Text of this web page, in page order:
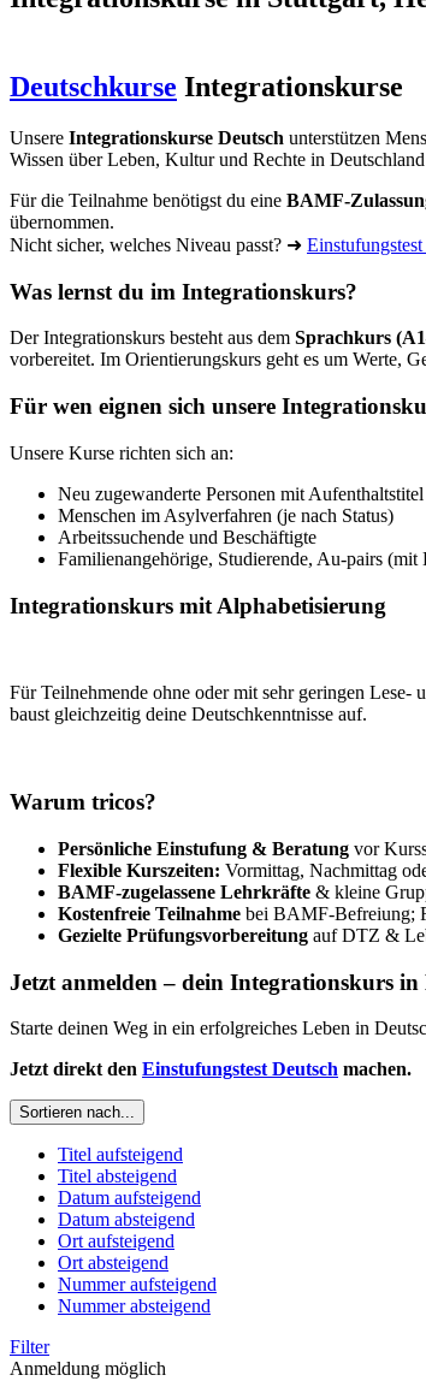
Deutschkurse Integrationskurse
Unsere Integrationskurse Deutsch unterstützen
Wissen über Leben, Kultur und Rechte in
Für die Teilnahme benötigst du eine BAMF-
übernommen.
Nicht sicher, welches Niveau passt? ➜
Was lernst du im Integrationskurs?
Der Integrationskurs besteht aus dem Sprachkurs
vorbereitet. Im Orientierungskurs geht es um Werte,
Für wen eignen sich unsere
Unsere Kurse richten sich an:
Neu zugewanderte Personen mit Aufenthaltstitel
Menschen im Asylverfahren (je nach Status)
Arbeitssuchende und Beschäftigte
Familienangehörige, Studierende, Au-pairs
Integrationskurs mit Alphabetisierung
Für Teilnehmende ohne oder mit sehr geringen Lese-
baust gleichzeitig deine Deutschkenntnisse auf.
Warum tricos?
Persönliche Einstufung & Beratung vor
Flexible Kurszeiten: Vormittag, Nachmittag
BAMF-zugelassene Lehrkräfte & kleine
Kostenfreie Teilnahme bei BAMF-Befreiung;
Gezielte Prüfungsvorbereitung auf DTZ &
Jetzt anmelden – dein Integrationskurs in
Starte deinen Weg in ein erfolgreiches Leben in
Jetzt direkt den Einstufungstest Deutsch machen.
Sortieren nach...
Titel aufsteigend
Titel absteigend
Datum aufsteigend
Datum absteigend
Ort aufsteigend
Ort absteigend
Nummer aufsteigend
Nummer absteigend
Filter
Anmeldung möglich